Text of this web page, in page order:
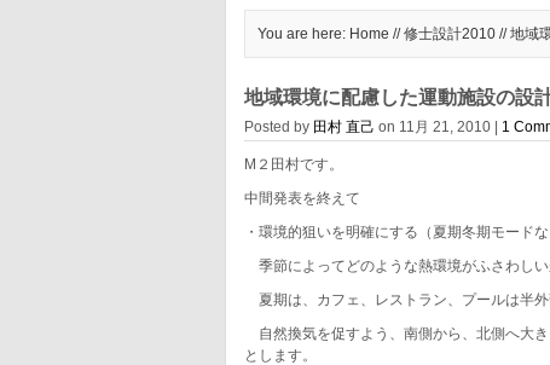
You are here: Home //修士設計2010 // 地域
地域環境に配慮した運動施設の設
Posted by 田村 直己 on 11月 21, 2010 | 1
M２田村です。
中間発表を終えて
・環境的狙いを明確にする（夏期冬期モードな
季節によってどのような熱環境がふさわしい
夏期は、カフェ、レストラン、プールは半外
自然換気を促すよう、南側から、北側へ大
とします。